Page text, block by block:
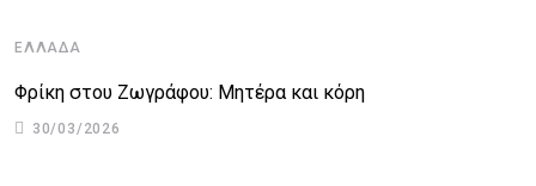
ΕΛΛΆΔΑ
Φρίκη στου Ζωγράφου: Μητέρα και κόρη
30/03/2026